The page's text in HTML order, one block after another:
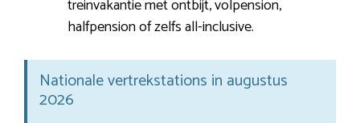
treinvakantie met ontbijt, volpension,
halfpension of zelfs all-inclusive.
Nationale vertrekstations in augustus
2026